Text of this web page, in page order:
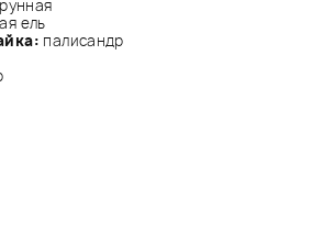
ель
палисандр